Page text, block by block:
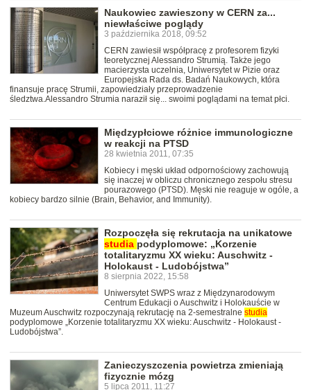
Naukowiec zawieszony w CERN za...
niewłaściwe poglądy
3 października 2018, 09:52
CERN zawiesił współpracę z profesorem fizyki
teoretycznej Alessandro Strumią. Także jego
macierzysta uczelnia, Uniwersytet w Pizie oraz
Europejska Rada ds. Badań Naukowych, która
finansuje pracę Strumii, zapowiedziały przeprowadzenie
śledztwa.Alessandro Strumia naraził się... swoimi poglądami na temat płci.
Międzypłciowe różnice immunologiczne
w reakcji na PTSD
28 kwietnia 2011, 07:35
Kobiecy i męski układ odpornościowy zachowują
się inaczej w obliczu chronicznego zespołu stresu
pourazowego (PTSD). Męski nie reaguje w ogóle, a
kobiecy bardzo silnie (Brain, Behavior, and Immunity).
Rozpoczęła się rekrutacja na unikatowe
studia podyplomowe: „Korzenie
totalitaryzmu XX wieku: Auschwitz -
Holokaust - Ludobójstwa”
8 sierpnia 2022, 15:58
Uniwersytet SWPS wraz z Międzynarodowym
Centrum Edukacji o Auschwitz i Holokauście w
Muzeum Auschwitz rozpoczynają rekrutację na 2-semestralne studia
podyplomowe „Korzenie totalitaryzmu XX wieku: Auschwitz - Holokaust -
Ludobójstwa”.
Zanieczyszczenia powietrza zmieniają
fizycznie mózg
5 lipca 2011, 11:27